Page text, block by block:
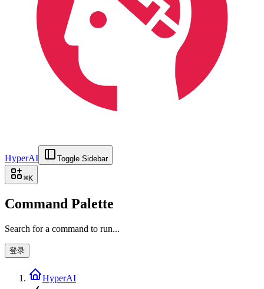
HyperAI Toggle Sidebar
⌘K
Command Palette
Search for a command to run...
登录
HyperAI